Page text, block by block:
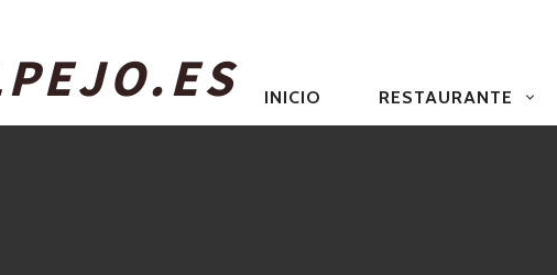
PRIMARIA
INICIO RESTAURANTE